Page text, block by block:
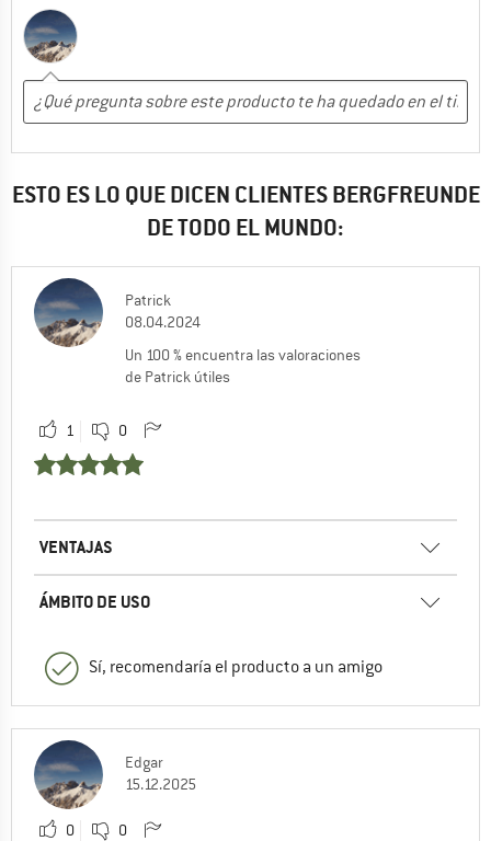
ESTO ES LO QUE DICEN CLIENTES BERGFREUNDE
DE TODO EL MUNDO:
Patrick
08.04.2024
Un 100 % encuentra las valoraciones
de Patrick útiles
1 0
VENTAJAS
ÁMBITO DE USO
Sí, recomendaría el producto a un amigo
Edgar
15.12.2025
0 0